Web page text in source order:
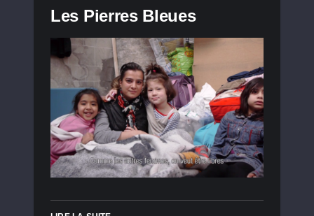
Les Pierres Bleues